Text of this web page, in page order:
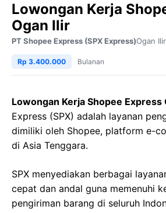
Lowongan Kerja
Ogan Ilir
PT Shopee Express (SPX Express)Ogan Ilir
Rp 3.400.000 Bulanan
Lowongan Kerja Shopee Express
Express (SPX) adalah layanan
dimiliki oleh Shopee, platform e-
di Asia Tenggara.
SPX menyediakan berbagai
cepat dan andal guna memenuhi
pengiriman barang di seluruh